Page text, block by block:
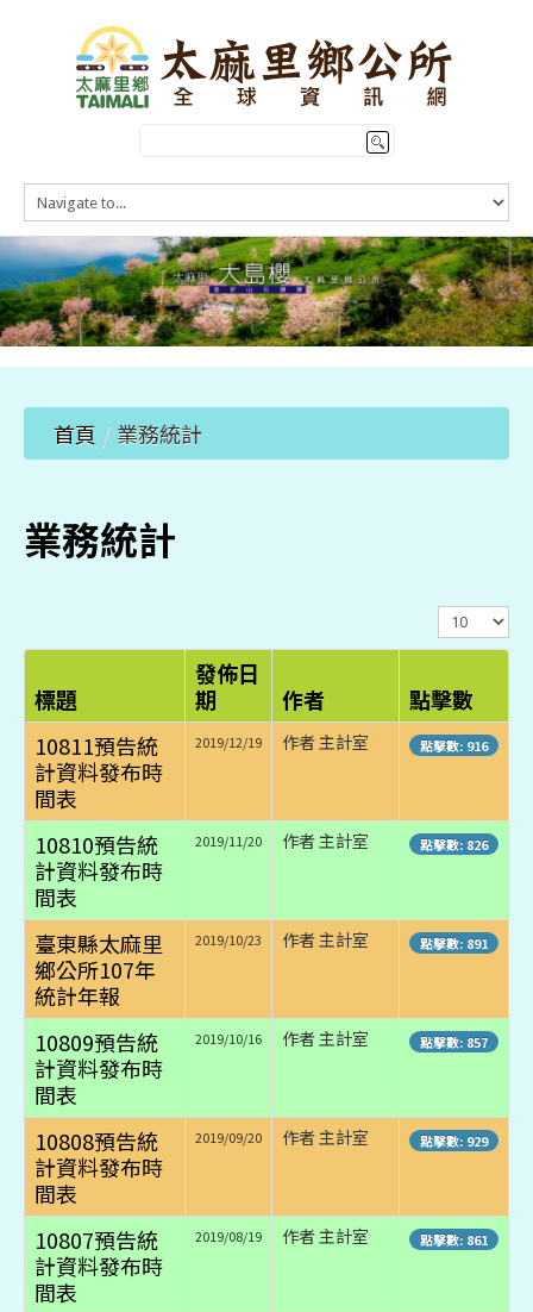
HOME
訊息公告
本鄉簡介
公所介紹
觀光導覽
便民服務
首頁 / 業務統計
業務統計
顯
示
數
標題
發佈日
期
作者
點擊數
10811預告統
計資料發布時
間表
2019/12/19 作者 主計室 點擊數: 916
10810預告統
計資料發布時
間表
2019/11/20 作者 主計室 點擊數: 826
臺東縣太麻里
鄉公所107年
統計年報
2019/10/23 作者 主計室 點擊數: 891
10809預告統
計資料發布時
間表
2019/10/16 作者 主計室 點擊數: 857
10808預告統
計資料發布時
間表
2019/09/20 作者 主計室 點擊數: 929
10807預告統
計資料發布時
間表
2019/08/19 作者 主計室 點擊數: 861